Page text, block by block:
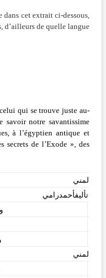
cet extrait ci-dessous,
d’ailleurs de quelle langue
qui se trouve juste au-
savoir notre savantissime
à l’égyptien antique et
secrets de l’Exode », des
ياظالمني
–تأليفأحمدرامي
ياظالمني